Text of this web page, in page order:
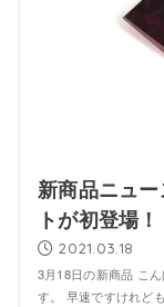
新商品ニュ
トが初登場！
2021.03.18
3月18日の新商品 こ
す。 早速ですけれど